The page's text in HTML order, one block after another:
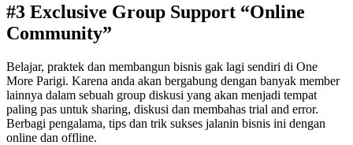
#3 Exclusive Group Support “Online
Community”
Belajar, praktek dan membangun bisnis gak lagi sendiri di One
More Parigi. Karena anda akan bergabung dengan banyak member
lainnya dalam sebuah group diskusi yang akan menjadi tempat
paling pas untuk sharing, diskusi dan membahas trial and error.
Berbagi pengalama, tips dan trik sukses jalanin bisnis ini dengan
online dan offline.